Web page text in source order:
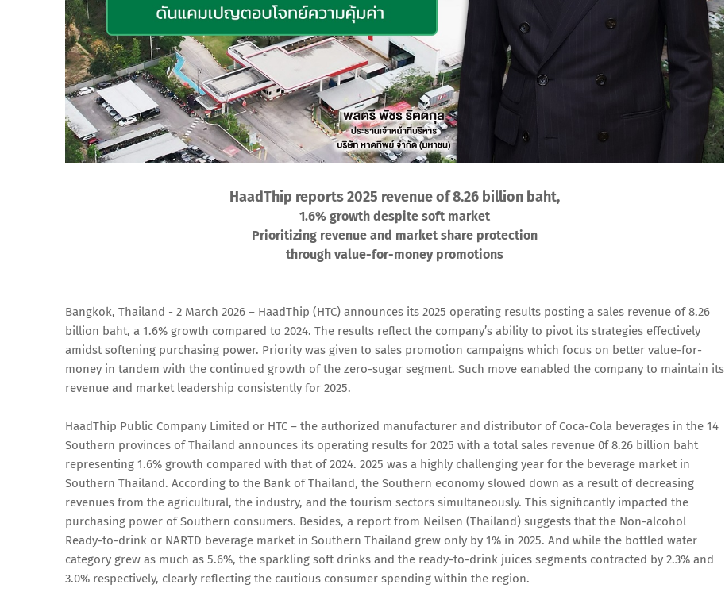
HaadThip reports 2025 revenue of 8.26 billion baht,
1.6% growth despite soft market
Prioritizing revenue and market share protection
through value-for-money promotions
Bangkok, Thailand - 2 March 2026 – HaadThip (HTC) announces its 2025 operating results posting a sales revenue of 8.26
billion baht, a 1.6% growth compared to 2024. The results reflect the company’s ability to pivot its strategies effectively
amidst softening purchasing power. Priority was given to sales promotion campaigns which focus on better value-for-
money in tandem with the continued growth of the zero-sugar segment. Such move eanabled the company to maintain its
revenue and market leadership consistently for 2025.
HaadThip Public Company Limited or HTC – the authorized manufacturer and distributor of Coca-Cola beverages in the 14
Southern provinces of Thailand announces its operating results for 2025 with a total sales revenue 0f 8.26 billion baht
representing 1.6% growth compared with that of 2024. 2025 was a highly challenging year for the beverage market in
Southern Thailand. According to the Bank of Thailand, the Southern economy slowed down as a result of decreasing
revenues from the agricultural, the industry, and the tourism sectors simultaneously. This significantly impacted the
purchasing power of Southern consumers. Besides, a report from Neilsen (Thailand) suggests that the Non-alcohol
Ready-to-drink or NARTD beverage market in Southern Thailand grew only by 1% in 2025. And while the bottled water
category grew as much as 5.6%, the sparkling soft drinks and the ready-to-drink juices segments contracted by 2.3% and
3.0% respectively, clearly reflecting the cautious consumer spending within the region.